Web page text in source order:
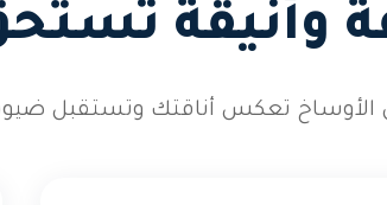
وأنيقة
من الأوساخ تعكس أناقتك وتستقبل